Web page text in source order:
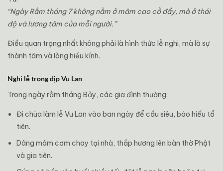
“Ngày Rằm tháng 7 không nằm ở mâm cao cỗ đầy, mà ở thái
độ và lương tâm của mỗi người.”
Điều quan trọng nhất không phải là hình thức lễ nghi, mà là sự
thành tâm và lòng hiếu kính.
Nghi lễ trong dịp Vu Lan
Trong ngày rằm tháng Bảy, các gia đình thường:
Đi chùa làm lễ Vu Lan vào ban ngày để cầu siêu, báo hiếu tổ
tiên.
Dâng mâm cơm chay tại nhà, thắp hương lên bàn thờ Phật
và gia tiên.